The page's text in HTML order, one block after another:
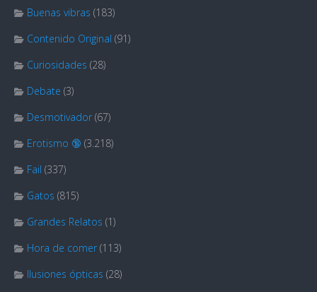
Buenas vibras (183)
Contenido Original (91)
Curiosidades (28)
Debate (3)
Desmotivador (67)
Erotismo 🔞 (3.218)
Fail (337)
Gatos (815)
Grandes Relatos (1)
Hora de comer (113)
Ilusiones ópticas (28)